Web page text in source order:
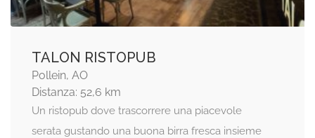
TALON RISTOPUB
Pollein, AO
Distanza: 52,6 km
Un ristopub dove trascorrere una piacevole
serata gustando una buona birra fresca insieme